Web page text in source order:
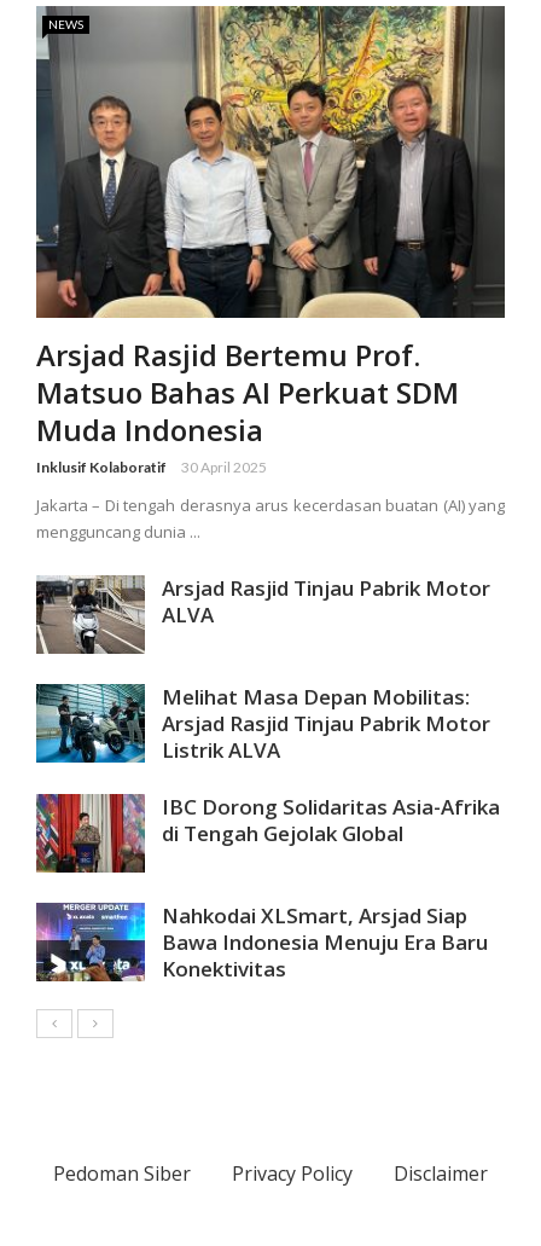
NEWS
Arsjad Rasjid Bertemu Prof.
Matsuo Bahas AI Perkuat SDM
Muda Indonesia
Inklusif Kolaboratif 30 April 2025
Jakarta – Di tengah derasnya arus kecerdasan buatan (AI) yang
mengguncang dunia ...
Arsjad Rasjid Tinjau Pabrik Motor
ALVA
Melihat Masa Depan Mobilitas:
Arsjad Rasjid Tinjau Pabrik Motor
Listrik ALVA
IBC Dorong Solidaritas Asia-Afrika
di Tengah Gejolak Global
Nahkodai XLSmart, Arsjad Siap
Bawa Indonesia Menuju Era Baru
Konektivitas
Pedoman Siber Privacy Policy Disclaimer